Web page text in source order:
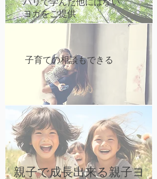
​バリで学んだ他にはない
ヨガをご提供
​子育ての相談もできる
親子で成長出来る親子ヨ